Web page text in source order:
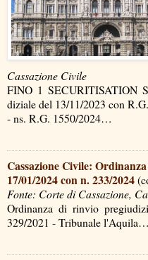
Cassazione Civile
FINO 1 SECURITISATION
diziale del 13/11/2023 con
- ns. R.G. 1550/2024…
Cassazione Civile:
17/01/2024 con n. 233/2024
Fonte: Corte di Cassazione,
Ordinanza di rinvio
329/2021 - Tribunale